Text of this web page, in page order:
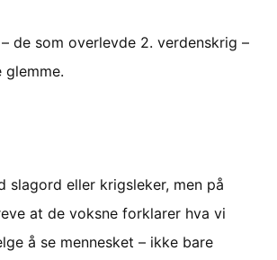
de som overlevde 2. verdenskrig –
slagord eller krigsleker, men på
at de voksne forklarer hva vi
å se mennesket – ikke bare